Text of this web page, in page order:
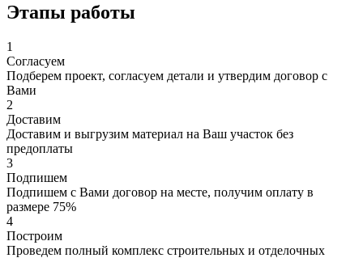
Этапы работы
1
Согласуем
Подберем проект, согласуем детали и утвердим договор с
Вами
2
Доставим
Доставим и выгрузим материал на Ваш участок без
предоплаты
3
Подпишем
Подпишем с Вами договор на месте, получим оплату в
размере 75%
4
Построим
Проведем полный комплекс строительных и отделочных